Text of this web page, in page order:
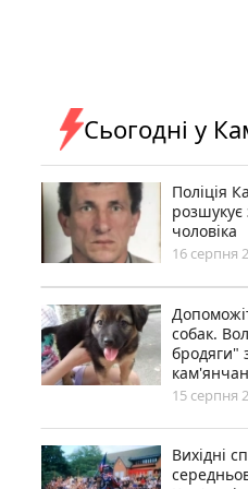
Сьогодні у
Поліція
розшукує
чоловіка
16 серпня
собак.
бродяги"
кам'янчан
15 серпня
Вихідні